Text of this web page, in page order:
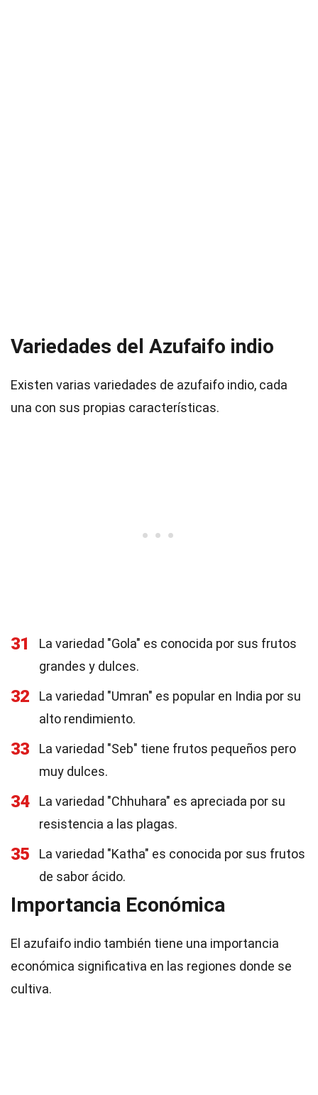
Variedades del Azufaifo indio
Existen varias variedades de azufaifo indio, cada
una con sus propias características.
31
La variedad "Gola" es conocida por sus frutos
grandes y dulces.
32
La variedad "Umran" es popular en India por su
alto rendimiento.
33
La variedad "Seb" tiene frutos pequeños pero
muy dulces.
34
La variedad "Chhuhara" es apreciada por su
resistencia a las plagas.
35
La variedad "Katha" es conocida por sus frutos
de sabor ácido.
Importancia Económica
El azufaifo indio también tiene una importancia
económica significativa en las regiones donde se
cultiva.